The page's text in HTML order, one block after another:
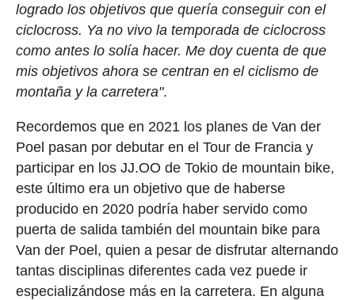
logrado los objetivos que quería conseguir con el
ciclocross. Ya no vivo la temporada de ciclocross
como antes lo solía hacer. Me doy cuenta de que
mis objetivos ahora se centran en el ciclismo de
montaña y la carretera".
Recordemos que en 2021 los planes de Van der
Poel pasan por debutar en el Tour de Francia y
participar en los JJ.OO de Tokio de mountain bike,
este último era un objetivo que de haberse
producido en 2020 podría haber servido como
puerta de salida también del mountain bike para
Van der Poel, quien a pesar de disfrutar alternando
tantas disciplinas diferentes cada vez puede ir
especializándose más en la carretera. En alguna